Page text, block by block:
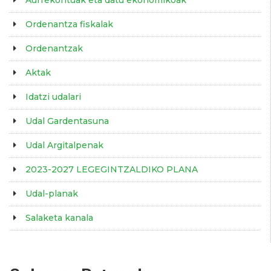
Ordenantza fiskalak
Ordenantzak
Aktak
Idatzi udalari
Udal Gardentasuna
Udal Argitalpenak
2023-2027 LEGEGINTZALDIKO PLANA
Udal-planak
Salaketa kanala